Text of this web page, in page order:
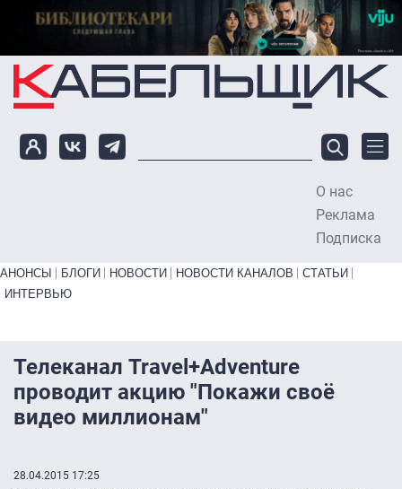
Перейти к основному содержанию
О нас
Реклама
Подписка
Primary links bottom
АНОНСЫ БЛОГИ НОВОСТИ НОВОСТИ КАНАЛОВ
СТАТЬИ
ИНТЕРВЬЮ
Телеканал Travel+Adventure
проводит акцию "Покажи своё
видео миллионам"
28.04.2015 17:25